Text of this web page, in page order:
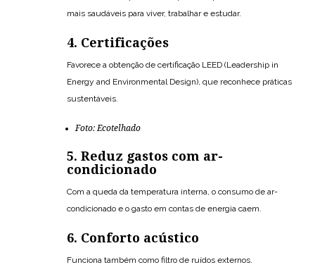
mais saudáveis para viver, trabalhar e estudar.
4. Certificações
Favorece a obtenção de certificação LEED (Leadership in
Energy and Environmental Design), que reconhece práticas
sustentáveis.
Foto: Ecotelhado
5. Reduz gastos com ar-
condicionado
Com a queda da temperatura interna, o consumo de ar-
condicionado e o gasto em contas de energia caem.
6. Conforto acústico
Funciona também como filtro de ruídos externos.